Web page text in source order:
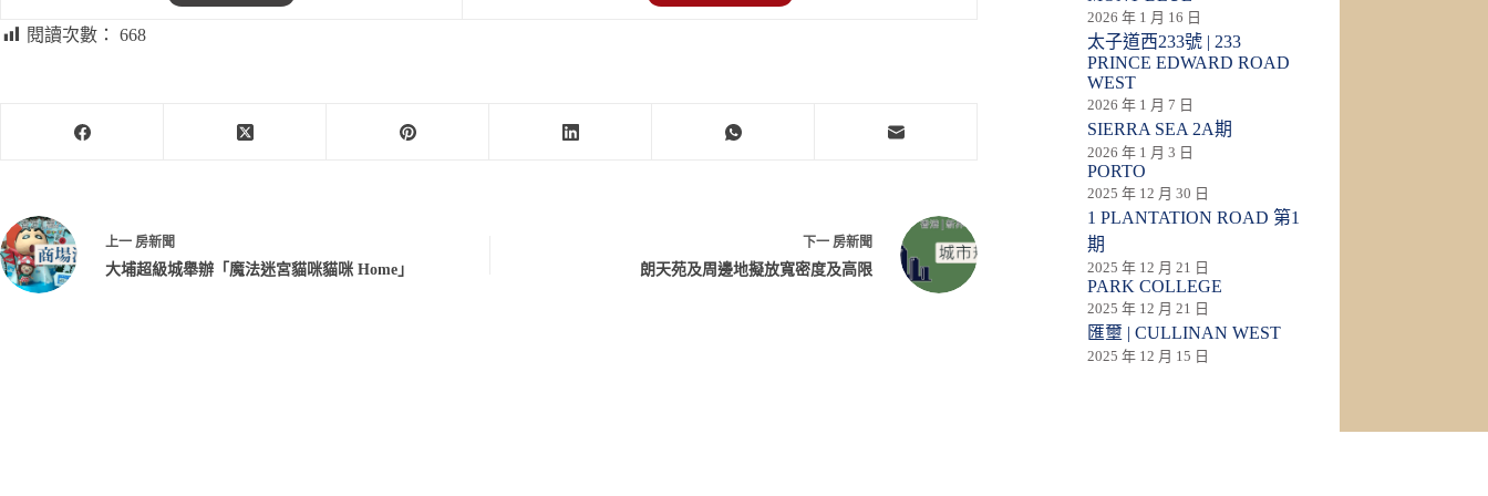
閱讀次數： 668
上一 房新聞
大埔超級城舉辦「魔法迷宮貓咪貓咪 Home」
下一房新聞
朗天苑及周邊地擬放寬密度及高限
2026 年 1 月 16 日
太子道西233號 | 233
PRINCE EDWARD ROAD
WEST
2026 年 1 月 7 日
SIERRA SEA 2A期
2026 年 1 月 3 日
PORTO
2025 年 12 月 30 日
1 PLANTATION ROAD 第1
期
2025 年 12 月 21 日
PARK COLLEGE
2025 年 12 月 21 日
匯壐 | CULLINAN WEST
2025 年 12 月 15 日